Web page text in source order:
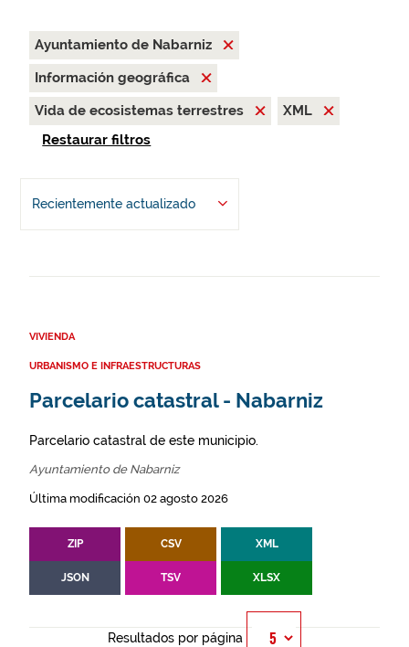
Ayuntamiento de Nabarniz
Información geográfica
Vida de ecosistemas terrestres
XML
Restaurar filtros
Recientemente actualizado
VIVIENDA
URBANISMO E INFRAESTRUCTURAS
Parcelario catastral - Nabarniz
Parcelario catastral de este municipio.
Ayuntamiento de Nabarniz
Última modificación 02 agosto 2026
ZIP CSV XML
JSON TSV XLSX
Resultados por página